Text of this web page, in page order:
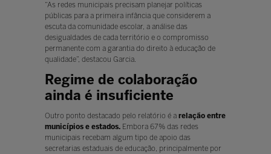
“As redes municipais precisam planejar políticas
públicas para a primeira infância que considerem a
escuta da comunidade escolar, a análise das
desigualdades de cada território e o compromisso
permanente com a garantia do direito à educação de
qualidade”, destacou Garcia.
Regime de colaboração
ainda é insuficiente
Outro ponto destacado pelo relatório é a relação entre
municípios e estados.Embora 67% das redes
municipais recebam algum tipo de apoio das
secretarias estaduais de educação, principalmente por